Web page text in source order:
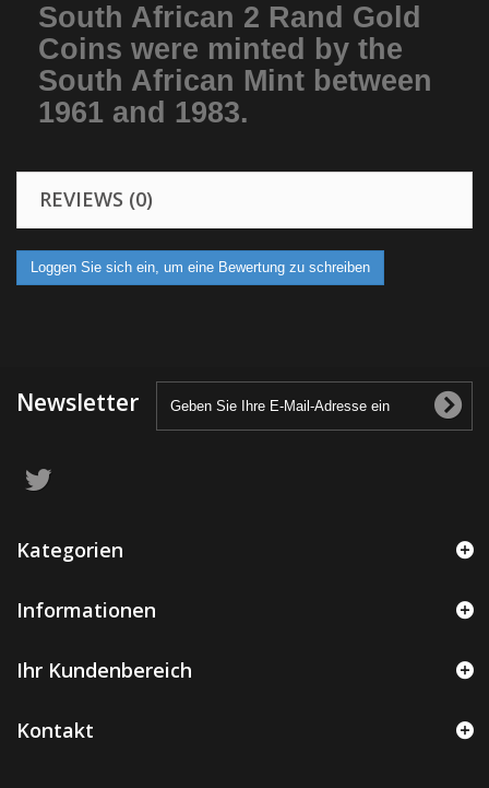
South African 2 Rand Gold
Coins were minted by the
South African Mint between
1961 and 1983.
REVIEWS (0)
Loggen Sie sich ein, um eine Bewertung zu schreiben
Newsletter
Kategorien
Informationen
Ihr Kundenbereich
Kontakt